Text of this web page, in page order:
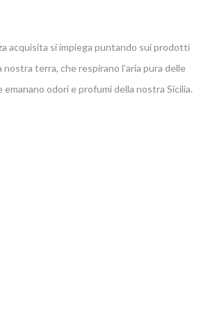
acquisita si impiega puntando sui prodotti
terra, che respirano l’aria pura delle
odori e profumi della nostra Sicilia.